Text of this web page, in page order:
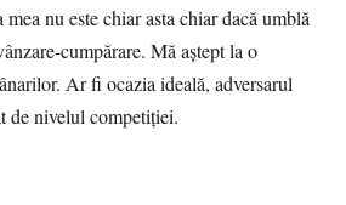
mea nu este chiar asta chiar dacă umblă
cumpărare. Mă aștept la o
Ar fi ocazia ideală, adversarul
de nivelul competiției.